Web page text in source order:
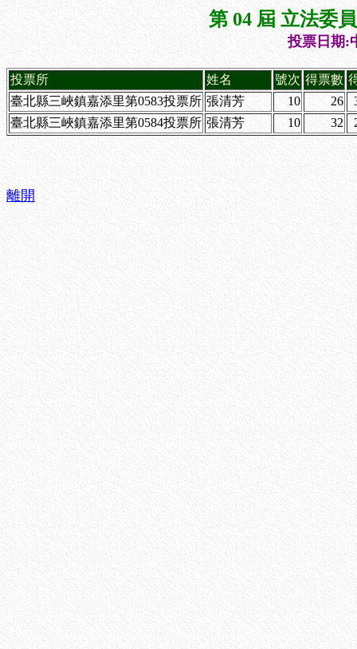
第 04 屆 立法委
投票日期:
投票所 姓名 號次 得票數
臺北縣三峽鎮嘉添里第0583投票所 張清芳 10 26
臺北縣三峽鎮嘉添里第0584投票所 張清芳 10 32
離開